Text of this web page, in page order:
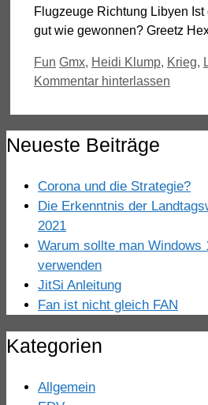
Flugzeuge Richtung Libyen
gut wie gewonnen? Greetz
Kategorien
Fun Schlagwörter
Gmx, Heidi Klump, Krieg,
Kommentar hinterlassen
Neueste Beiträge
Corona und die Strategie?
Die Erkenntnis der
2021
Warum sollte man Windows
verwenden
JitSi Anleitung
Fan ist nicht gleich FAN
Kategorien
Allgemein